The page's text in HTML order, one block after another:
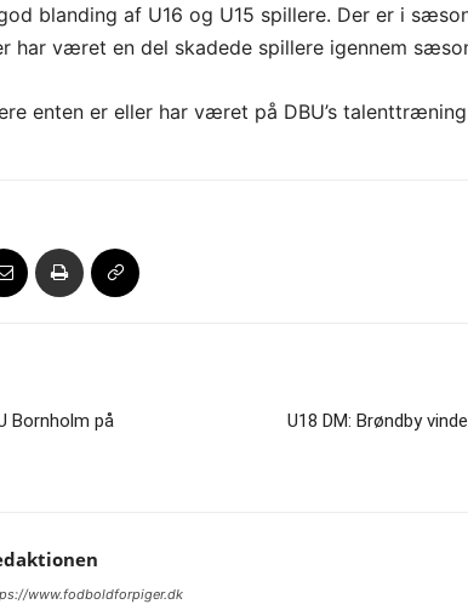
blanding af U16 og U15 spillere. Der er i
har været en del skadede spillere igennem
enten er eller har været på DBU’s
Bornholm på
U18 DM: Brøndby
www.fodboldforpiger.dk